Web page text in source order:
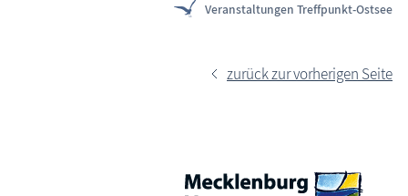
Veranstaltungen Treffpunkt-Ostsee
zurück zur vorherigen Seite